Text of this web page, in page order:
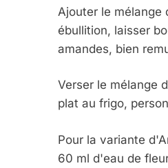
Ajouter le mélange
ébullition, laisser
amandes, bien
Verser le mélange
plat au frigo,
Pour la variante
60 ml d'eau de